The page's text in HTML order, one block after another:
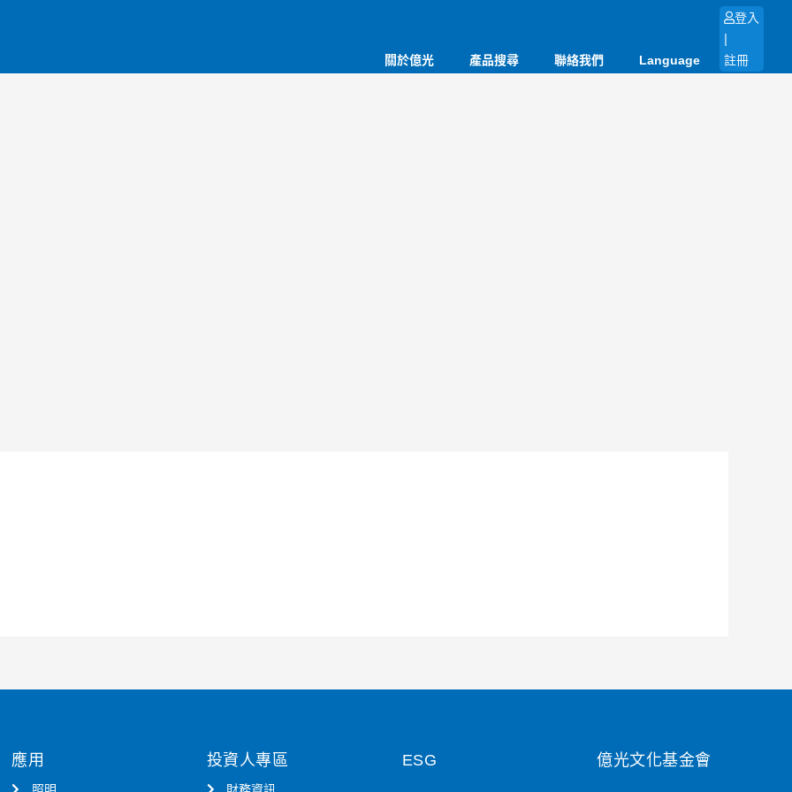
關於億光 產品搜尋 聯絡我們 Language
登入
|
註冊
應用 投資人專區 ESG 億光文化基金會